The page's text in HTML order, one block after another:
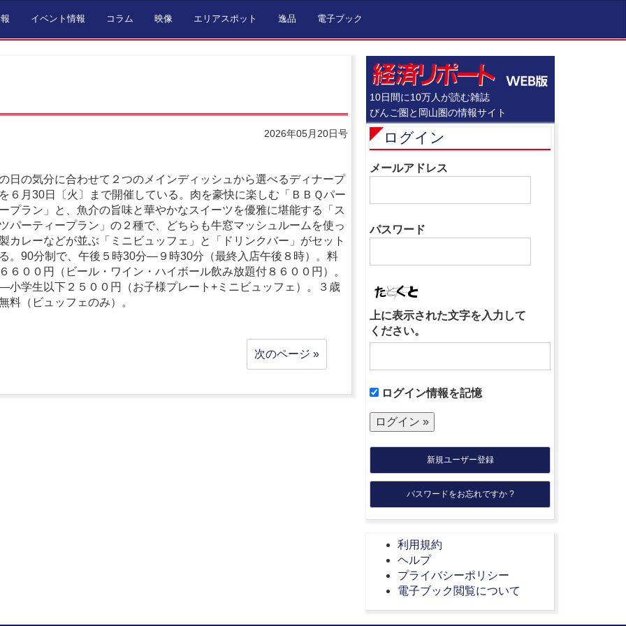
イベント情報 コラム 映像 エリアスポット 逸品 電子ブック
2026年05月20日号
日の気分に合わせて２つのメインディッシュから選べるディナープ
６月30日〔火〕まで開催している。肉を豪快に楽しむ「ＢＢＱパー
プラン」と、魚介の旨味と華やかなスイーツを優雅に堪能する「ス
パーティープラン」の２種で、どちらも牛窓マッシュルームを使っ
カレーなどが並ぶ「ミニビュッフェ」と「ドリンクバー」がセット
。90分制で、午後５時30分―９時30分（最終入店午後８時）。料
６００円（ビール・ワイン・ハイボール飲み放題付８６００円）。
小学生以下２５００円（お子様プレート+ミニビュッフェ）。３歳
料（ビュッフェのみ）。
次のページ »
10日間に10万人が読む雑誌
びんご圏と岡山圏の情報サイト
ログイン
メールアドレス
パスワード
上に表示された文字を入力して
ください。
ログイン情報を記憶
新規ユーザー登録
パスワードをお忘れですか ?
利用規約
ヘルプ
プライバシーポリシー
電子ブック閲覧について